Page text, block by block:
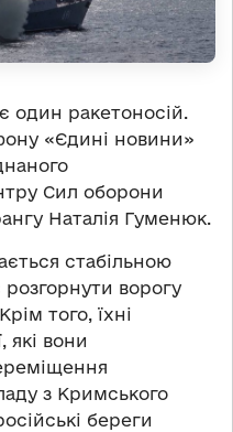
один ракетоносій.
«Єдині новини»
Сил оборони
Наталія Гуменюк.
стабільною
ворогу
того, їхні
які вони
з Кримського
береги